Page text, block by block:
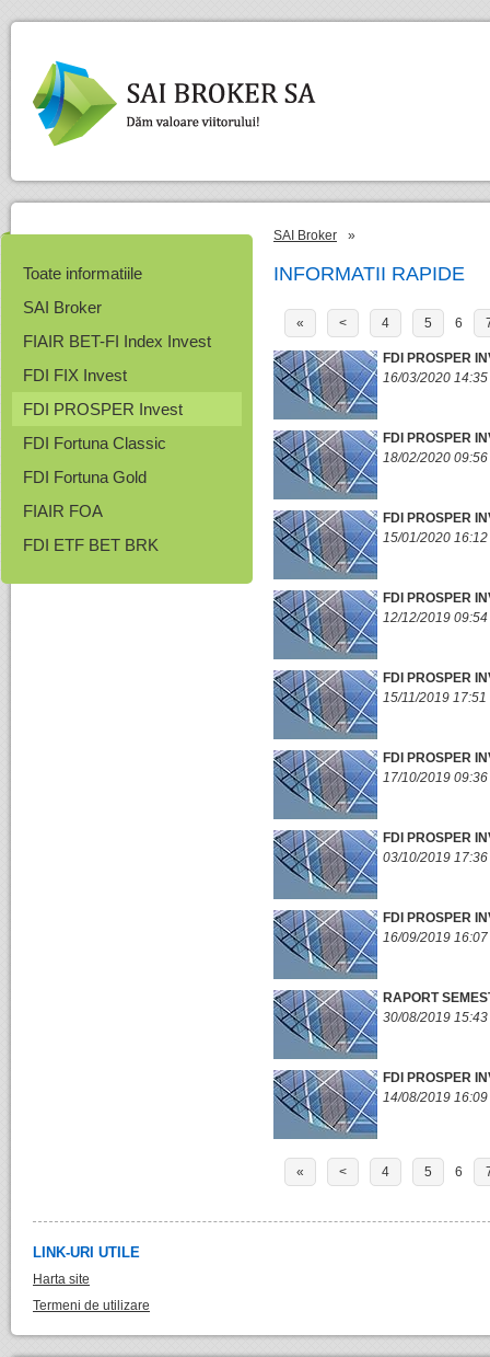
Toate informatiile
SAI Broker
FIAIR BET-FI Index Invest
FDI FIX Invest
FDI PROSPER Invest
FDI Fortuna Classic
FDI Fortuna Gold
FIAIR FOA
FDI ETF BET BRK
SAI Broker »
INFORMATII RAPIDE
« < 4 5 6
FDI PROSPER
16/03/2020 14:35
FDI PROSPER
18/02/2020 09:56
FDI PROSPER
15/01/2020 16:12
FDI PROSPER
12/12/2019 09:54
FDI PROSPER
15/11/2019 17:51
FDI PROSPER
17/10/2019 09:36
FDI PROSPER
03/10/2019 17:36
FDI PROSPER
16/09/2019 16:07
RAPORT
30/08/2019 15:43
FDI PROSPER
14/08/2019 16:09
« < 4 5 6
LINK-URI UTILE
Harta site
Termeni de utilizare